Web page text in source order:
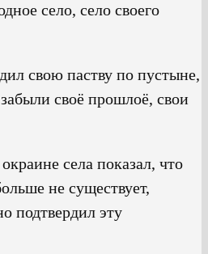
село, село своего
свою паству по пустыне,
своё прошлоё, свои
села показал, что
не существует,
подтвердил эту